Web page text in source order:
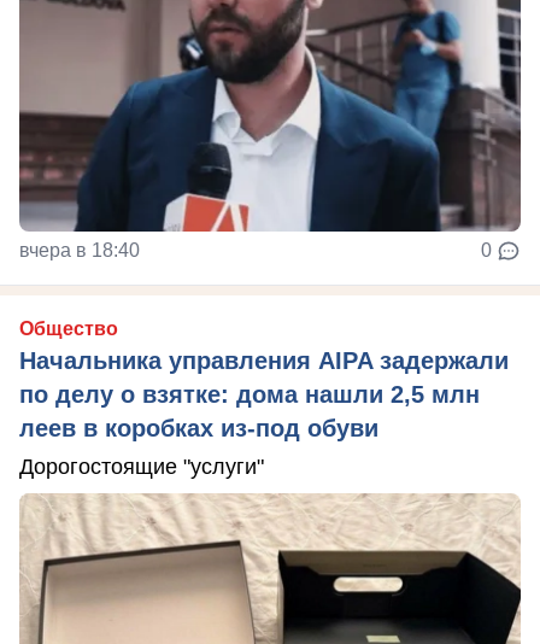
вчера в 18:40 0
Общество
Начальника управления AIPA задержали
по делу о взятке: дома нашли 2,5 млн
леев в коробках из-под обуви
Дорогостоящие "услуги"